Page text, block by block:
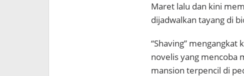
Maret lalu dan kini
dijadwalkan tayang di
“Shaving” mengangkat
novelis yang mencoba
mansion terpencil di